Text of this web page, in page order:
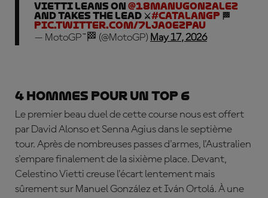
Vietti LEANS on @18manugonzalez
and takes the lead ⚔️#CatalanGP 🏁
pic.twitter.com/7Lja0ezpau
— MotoGP™🏁 (@MotoGP) May 17, 2026
4 hommes pour un top 6
Le premier beau duel de cette course nous est offert
par David Alonso et Senna Agius dans le septième
tour. Après de nombreuses passes d'armes, l'Australien
s'empare finalement de la sixième place. Devant,
Celestino Vietti creuse l'écart lentement mais
sûrement sur Manuel González et Iván Ortolá. À une